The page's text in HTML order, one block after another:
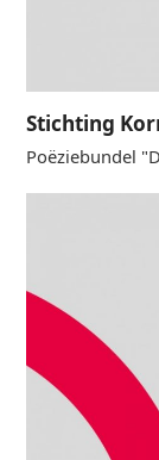
Stichting
Poëziebundel